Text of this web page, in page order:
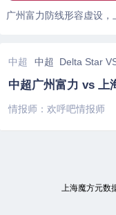
广州富力防线形容虚设，
中超 中超 Delta Star
中超广州富力 vs 上
情报师：欢呼吧情报师
上海魔方元数